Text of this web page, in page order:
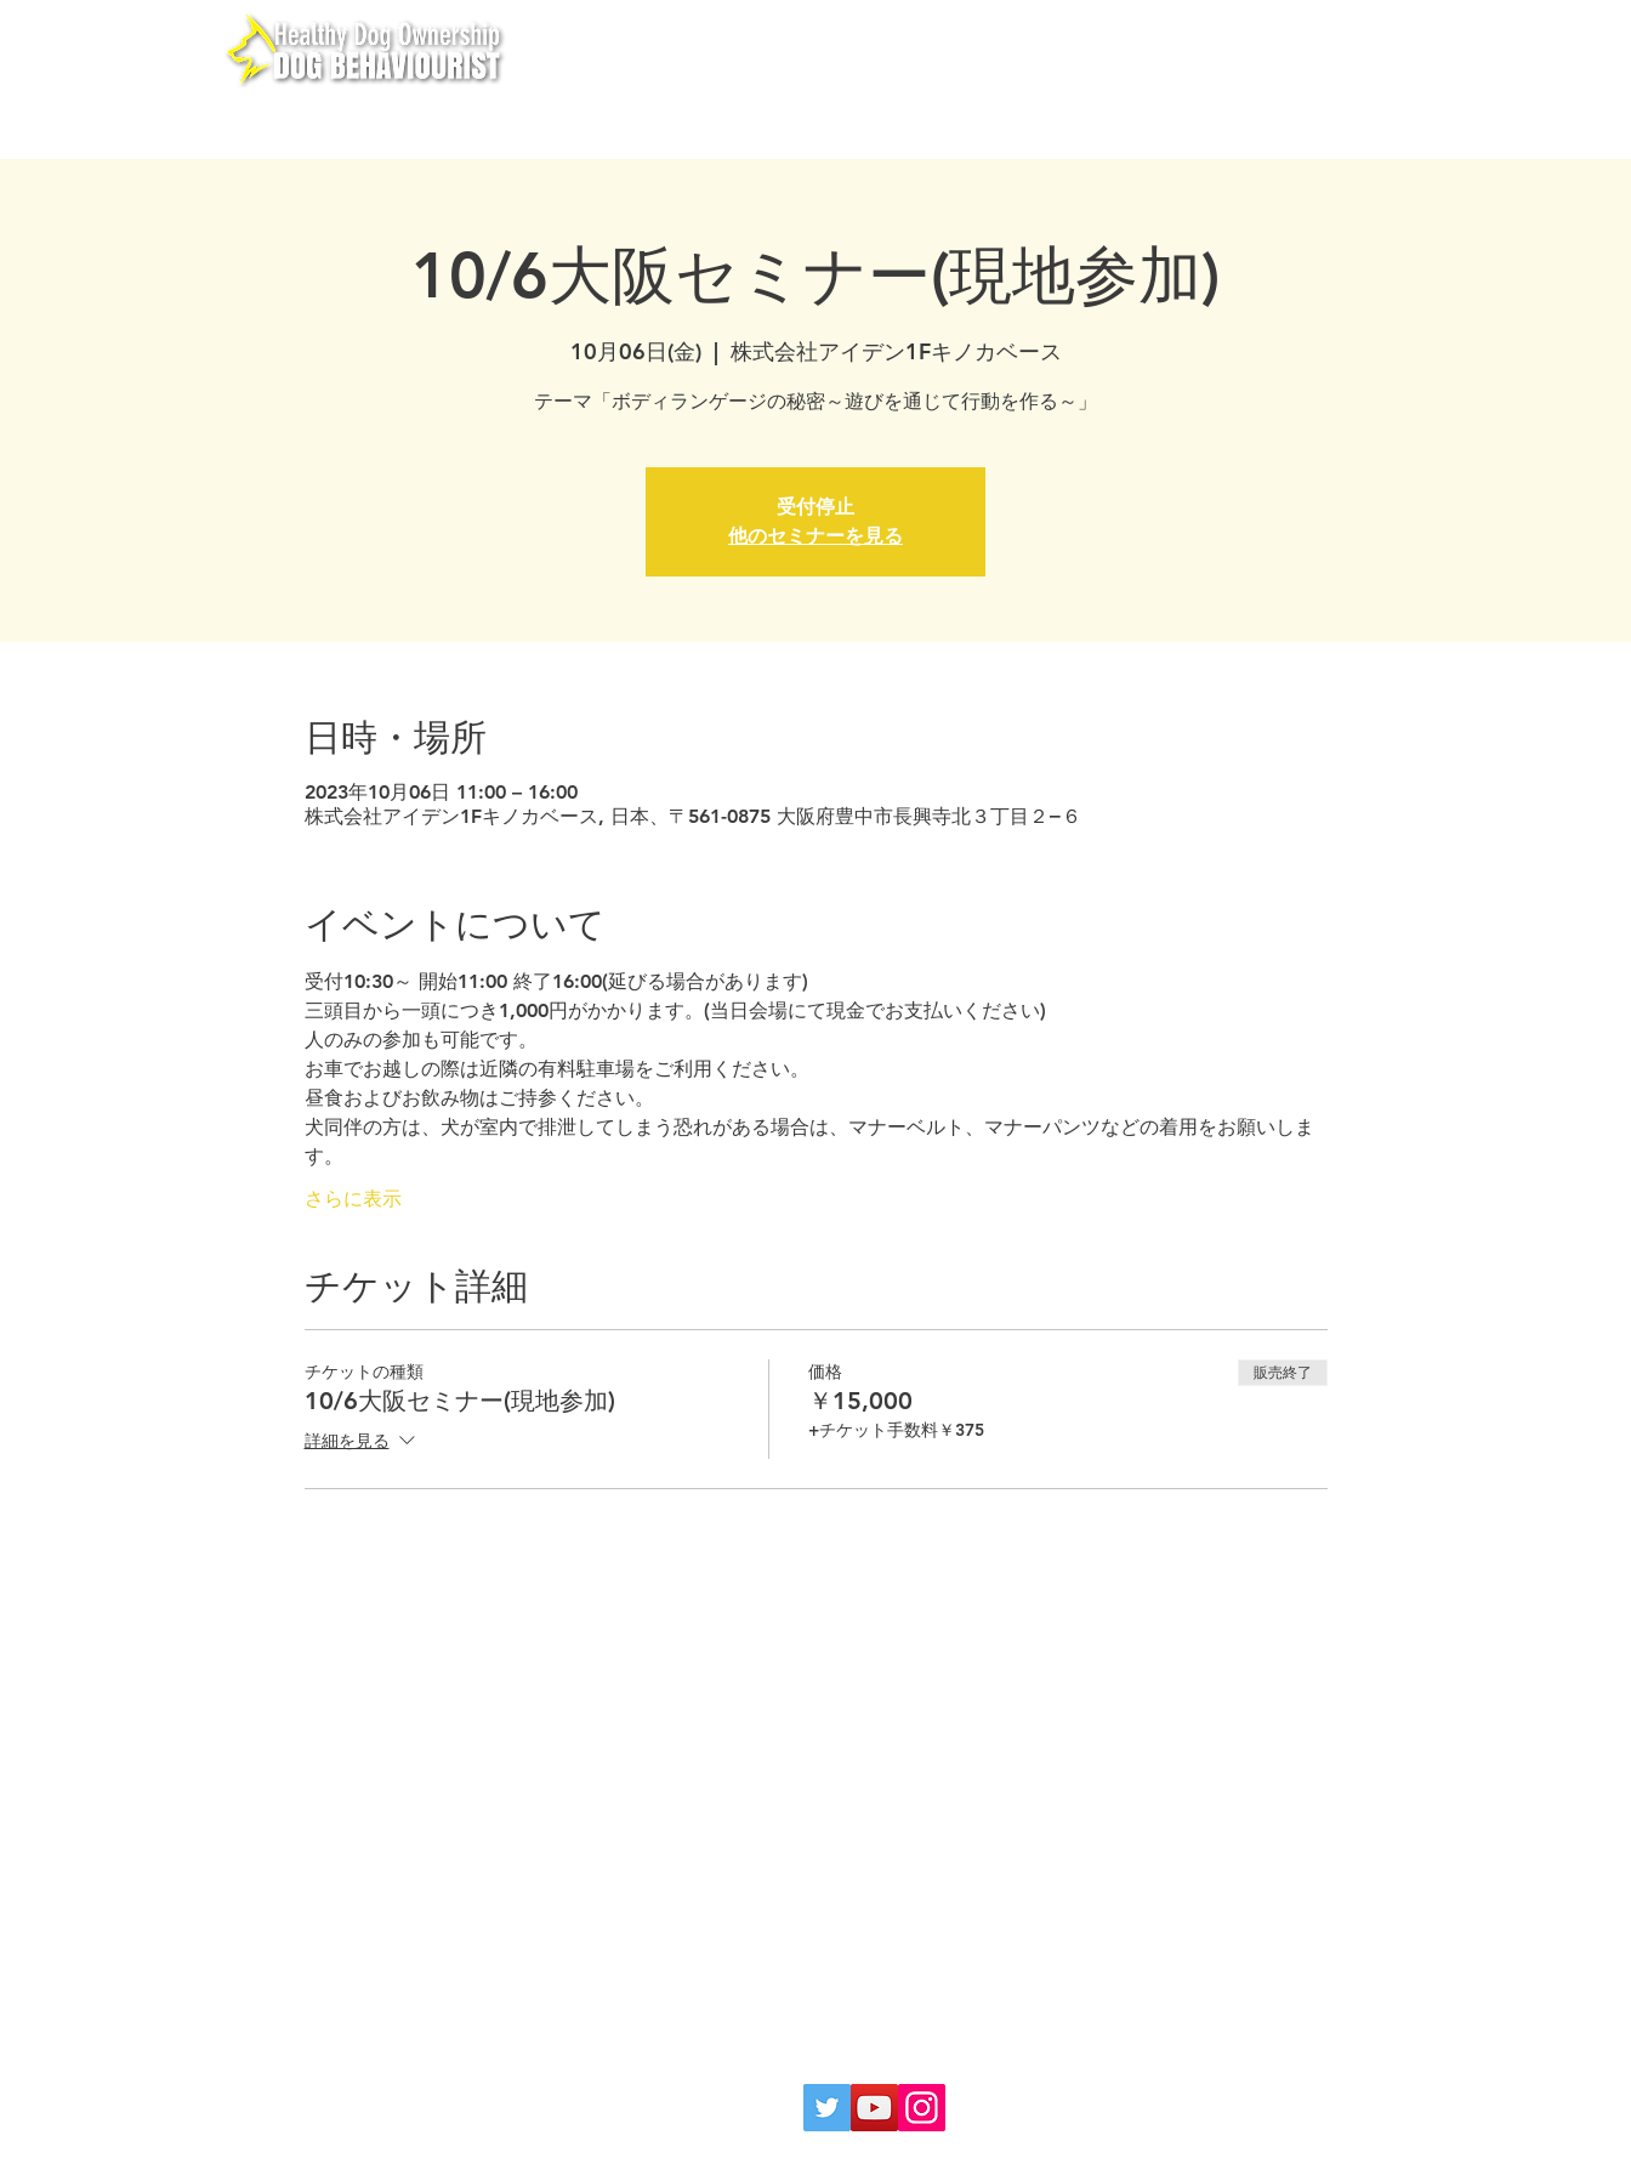
10/6大阪セミナー(現地参加)
10月06日(金)
  |
株式会社アイデン1Fキノカベース
テーマ「ボディランゲージの秘密～遊びを通じて行動を作る～」
受付停止
他のセミナーを見る
日時・場所
2023年10月06日 11:00 – 16:00
株式会社アイデン1Fキノカベース, 日本、〒561-0875 大阪府豊中市長興寺北３丁目２−６
イベントについて
受付10:30～ 開始11:00 終了16:00(延びる場合があります)
三頭目から一頭につき1,000円がかかります。(当日会場にて現金でお支払いください)
人のみの参加も可能です。
お車でお越しの際は近隣の有料駐車場をご利用ください。
昼食およびお飲み物はご持参ください。
犬同伴の方は、犬が室内で排泄してしまう恐れがある場合は、マナーベルト、マナーパンツなどの着用をお願いしま
す。
さらに表示
チケット詳細
チケットの種類
10/6大阪セミナー(現地参加)
詳細を見る
価格
￥15,000
+チケット手数料￥375
販売終了